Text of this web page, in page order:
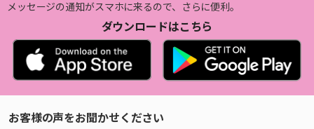
メッセージの通知がスマホに来るので、さらに便利。
ダウンロードはこちら
お客様の声をお聞かせください